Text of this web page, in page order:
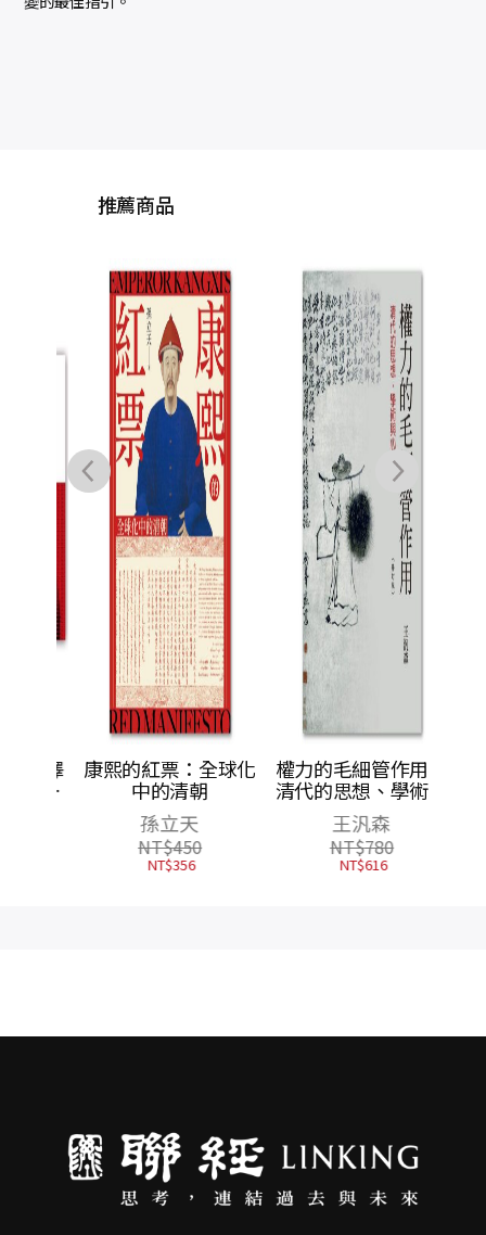
推薦商品
康熙的紅票：全球化
中的清朝
孫立天
NT$450
NT$356
權力的毛細管作用：
清代的思想、學術與
心態（修訂版）
王汎森
NT$780
NT$616